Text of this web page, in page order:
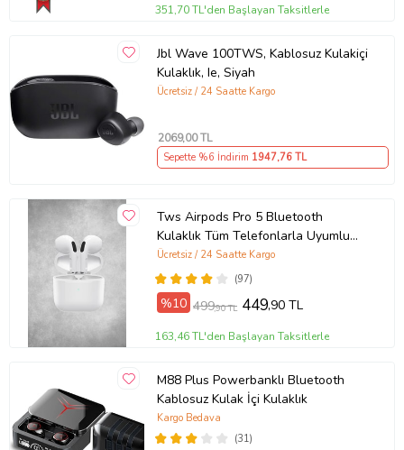
351,70 TL'den Başlayan Taksitlerle
Jbl Wave 100TWS, Kablosuz Kulakiçi
Kulaklık, Ie, Siyah
Ücretsiz / 24 Saatte Kargo
2069,00 TL
Sepette %6 İndirim 1947,76 TL
Tws Airpods Pro 5 Bluetooth
Kulaklık Tüm Telefonlarla Uyumlu
Kablosuz Kulaklık (Beyaz)
(97)
Ücretsiz / 24 Saatte Kargo
%10 499,90 TL 449,90 TL
163,46 TL'den Başlayan Taksitlerle
M88 Plus Powerbanklı Bluetooth
Kablosuz Kulak İçi Kulaklık
(31)
Kargo Bedava